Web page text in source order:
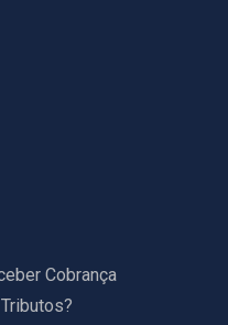
Cobrança